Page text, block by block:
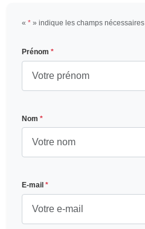
« * » indique les champs nécessaires
Prénom *
Nom *
E-mail *